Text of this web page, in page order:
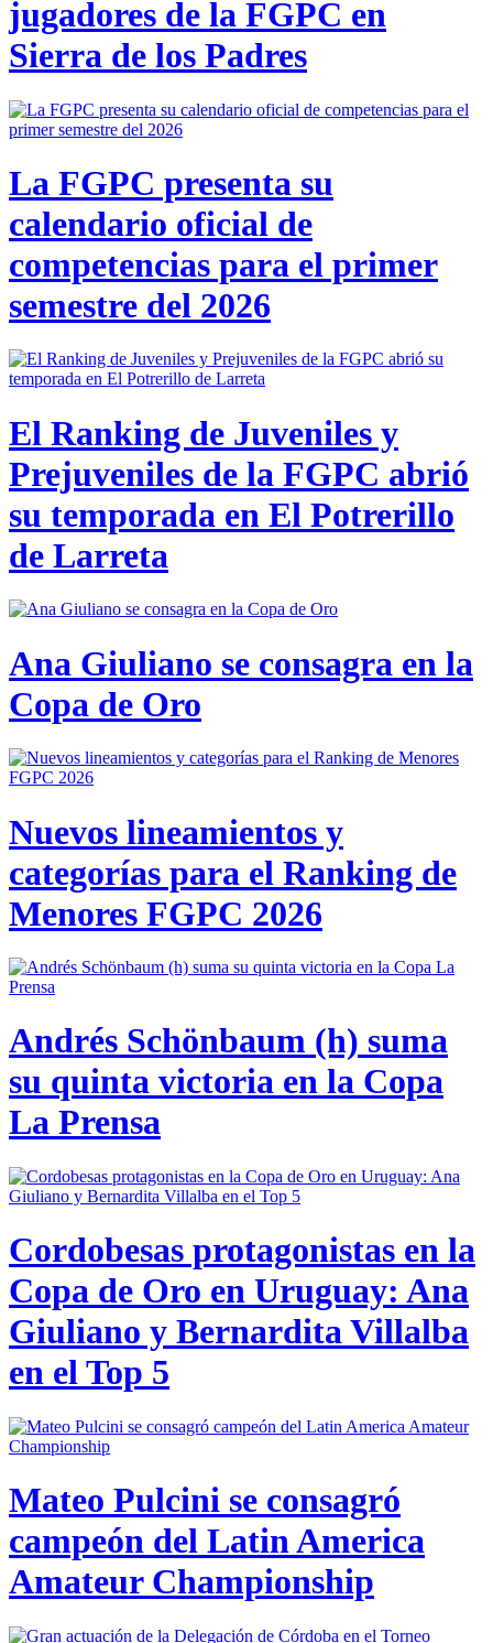
jugadores de la FGPC en
Sierra de los Padres
La FGPC presenta su
calendario oficial de
competencias para el primer
semestre del 2026
El Ranking de Juveniles y
Prejuveniles de la FGPC abrió
su temporada en El Potrerillo
de Larreta
Ana Giuliano se consagra en la
Copa de Oro
Nuevos lineamientos y
categorías para el Ranking de
Menores FGPC 2026
Andrés Schönbaum (h) suma
su quinta victoria en la Copa
La Prensa
Cordobesas protagonistas en la
Copa de Oro en Uruguay: Ana
Giuliano y Bernardita Villalba
en el Top 5
Mateo Pulcini se consagró
campeón del Latin America
Amateur Championship